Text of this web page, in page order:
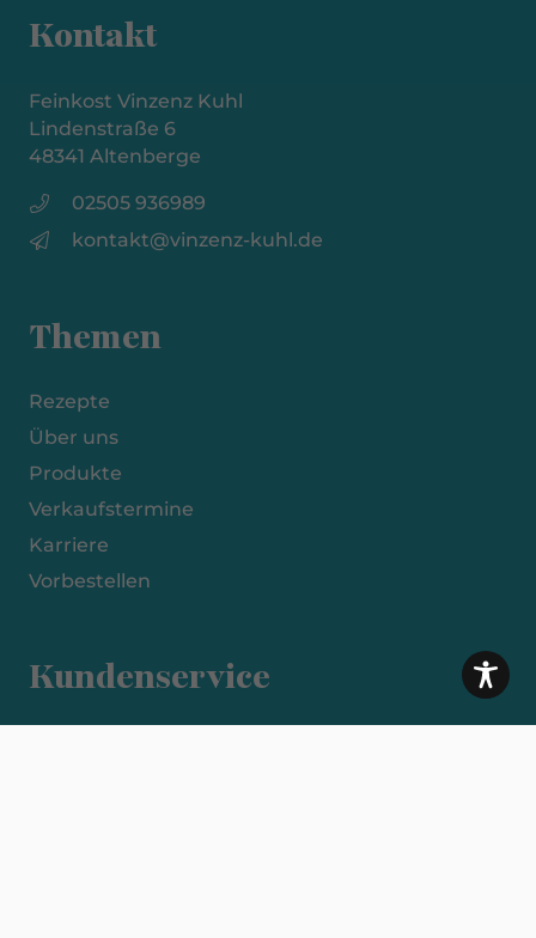
Kontakt
Feinkost Vinzenz Kuhl
Lindenstraße 6
48341 Altenberge
02505 936989
kontakt@vinzenz-kuhl.de
Themen
Rezepte
Über uns
Produkte
Verkaufstermine
Karriere
Vorbestellen
Kundenservice